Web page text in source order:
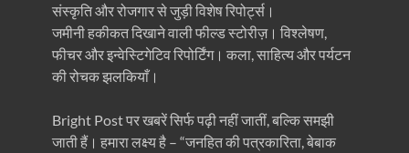
संस्कृति और रोजगार से जुड़ी विशेष रिपोर्ट्स।
जमीनी हकीकत दिखाने वाली फील्ड स्टोरीज़। विश्लेषण,
फीचर और इन्वेस्टिगेटिव रिपोर्टिंग। कला, साहित्य और पर्यटन
की रोचक झलकियाँ।
Bright Post पर खबरें सिर्फ पढ़ी नहीं जातीं, बल्कि समझी
जाती हैं। हमारा लक्ष्य है – “जनहित की पत्रकारिता, बेबाक